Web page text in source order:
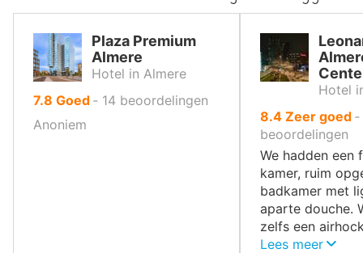
Plaza Premium
Almere
Hotel in Almere
7.8 uit
10
,
Goed ‐ 14 beoordelingen
Anoniem
Hotel
8.4uit
10
,
Zeer goed ‐
beoordelingen
We hadden een
kamer, ruim
badkamer met
aparte douche.
zelfs een
de kamer staan.
Lees meer